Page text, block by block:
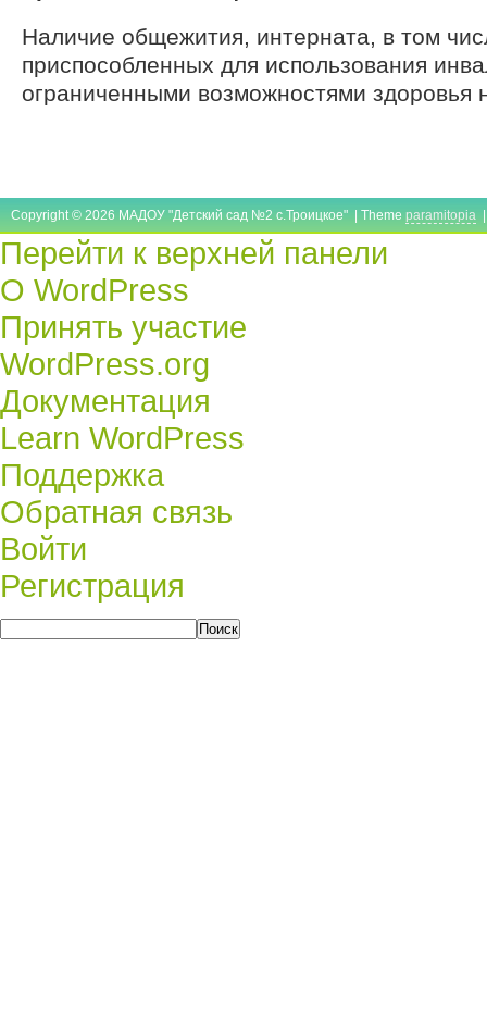
Наличие общежития, интерната, в том
приспособленных для использования
ограниченными возможностями здоровья
Copyright © 2026 МАДОУ "Детский сад №2 с.Троицкое" | Theme paramitopia
Перейти к верхней панели
О
WordPress
О WordPress
Принять участие
WordPress.org
Документация
Learn WordPress
Поддержка
Обратная связь
Войти
Регистрация
Поиск